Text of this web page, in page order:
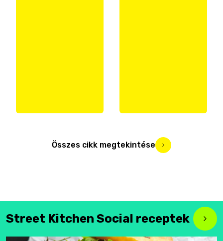
Összes cikk megtekintése
Street Kitchen Social receptek